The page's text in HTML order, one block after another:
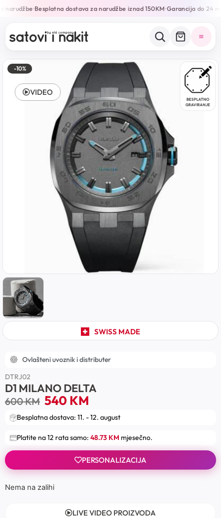
narudžbe•Besplatna dostava za narudžbe iznad 150KM•Garancija do 24
-10%
BESPLATNO
GRAVIRANJE
SWISS MADE
VIDEO
Ovlašteni uvoznik i distributer
DTRJ02
D1 MILANO DELTA
600KM 540 KM
Besplatna dostava: 11. - 12. august
Platite na 12 rata samo: 48.73 KM mjesečno.
PERSONALIZACIJA
Nema na zalihi
LIVE VIDEO PROIZVODA